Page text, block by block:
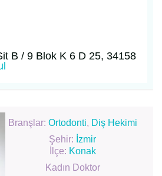
B / 9 Blok K 6 D 25, 34158
Branşlar: Ortodonti, Diş Hekimi
Şehir: İzmir
İlçe: Konak
Kadın Doktor